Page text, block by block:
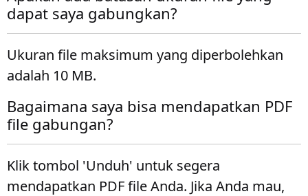
dapat saya gabungkan?
Ukuran file maksimum yang diperbolehkan
adalah 10 MB.
Bagaimana saya bisa mendapatkan PDF
file gabungan?
Klik tombol 'Unduh' untuk segera
mendapatkan PDF file Anda. Jika Anda mau,